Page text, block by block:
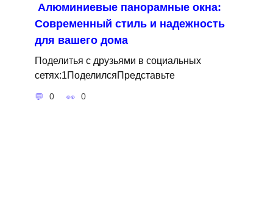
Алюминиевые панорамные окна:
Современный стиль и надежность
для вашего дома
Поделитья с друзьями в социальных
сетях:1ПоделилсяПредставьте
0 0